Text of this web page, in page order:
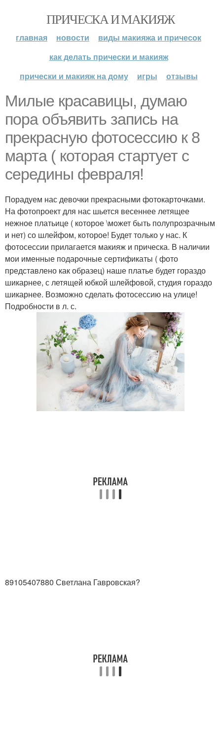
ПРИЧЕСКА И МАКИЯЖ
главная новости
виды макияжа и причесок
как делать прически и макияж
прически и макияж на дому
игры отзывы
Милые красавицы, думаю
пора объявить запись на
прекрасную фотосессию к 8
марта ( которая стартует с
середины февраля!
Порадуем нас девочки прекрасными фотокарточками.
На фотопроект для нас шьется весеннее летящее
нежное платьице ( которое \может быть полупрозрачным
и нет) со шлейфом, которое! Будет только у нас. К
фотосессии прилагается макияж и прическа. В наличии
мои именные подарочные сертификаты ( фото
представлено как образец) наше платье будет гораздо
шикарнее, с летящей юбкой шлейфовой, студия гораздо
шикарнее. Возможно сделать фотосессию на улице!
Подробности в л. с.
89105407880 Светлана Гавровская?